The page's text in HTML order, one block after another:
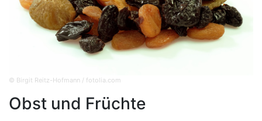
© Birgit Reitz-Hofmann / fotolia.com
Obst und Früchte